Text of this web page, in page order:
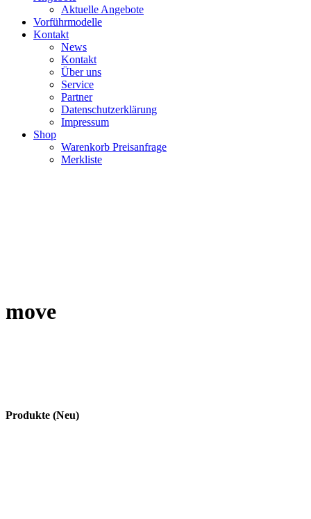
Aktuelle Angebote
Vorführmodelle
Kontakt
News
Kontakt
Über uns
Service
Partner
Datenschutzerklärung
Impressum
Shop
Warenkorb Preisanfrage
Merkliste
move
Produkte (Neu)